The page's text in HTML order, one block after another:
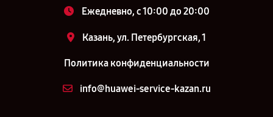
Ежедневно, с 10:00 до 20:00
Казань, ул. Петербургская, 1
Политика конфиденциальности
info@huawei-service-kazan.ru